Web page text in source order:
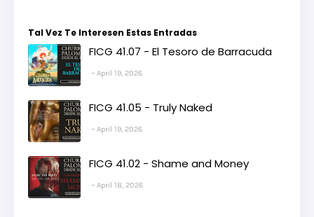
Tal Vez Te Interesen Estas Entradas
FICG 41.07 - El Tesoro de Barracuda
April 19, 2026
FICG 41.05 - Truly Naked
April 19, 2026
FICG 41.02 - Shame and Money
April 18, 2026